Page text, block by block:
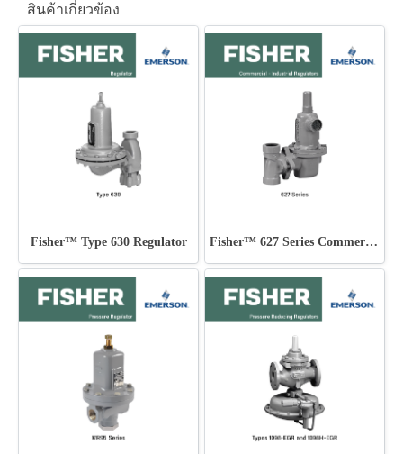
สินค้าเกี่ยวข้อง
Fisher™ Type 630 Regulator Fisher™ 627 Series Commercial - Industrial Regulators